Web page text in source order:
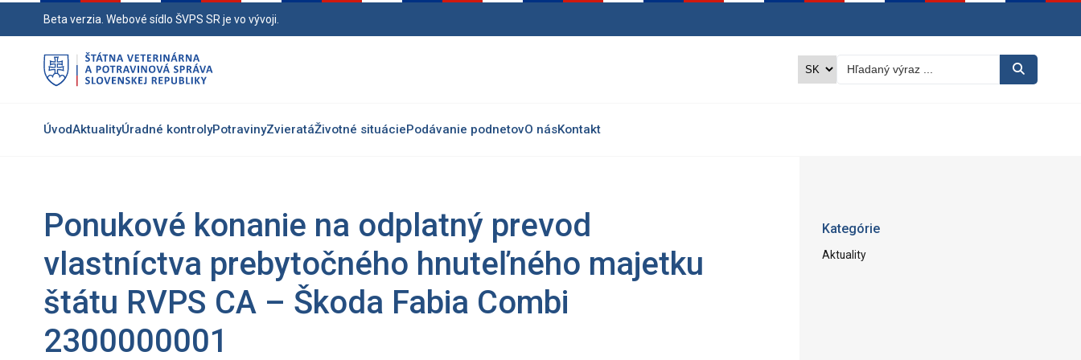
Beta verzia. Webové sídlo ŠVPS SR je vo vývoji.
ÚvodAktualityÚradné kontrolyPotravinyZvieratáŽivotné situáciePodávanie podnetovO násKontakt
Ponukové konanie na odplatný prevod
vlastníctva prebytočného hnuteľného majetku
štátu RVPS CA – Škoda Fabia Combi
2300000001
Kategórie
Aktuality